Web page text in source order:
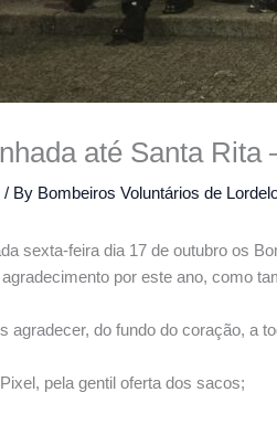
até Santa Rita
/ By Bombeiros Voluntários de
sexta-feira dia 17 de outubro os
por este ano, como
agradecer, do fundo do coração, a
pela gentil oferta dos sacos;